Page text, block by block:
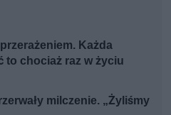
Każda
to chociaż raz w życiu
milczenie. „Żyliśmy